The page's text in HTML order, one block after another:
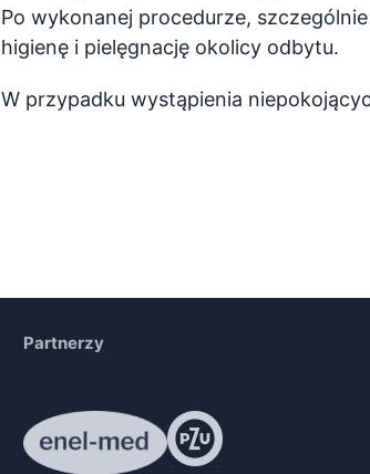
Po wykonanej procedurze,
higienę i pielęgnację okolicy odbytu.
W przypadku wystąpienia
Partnerzy